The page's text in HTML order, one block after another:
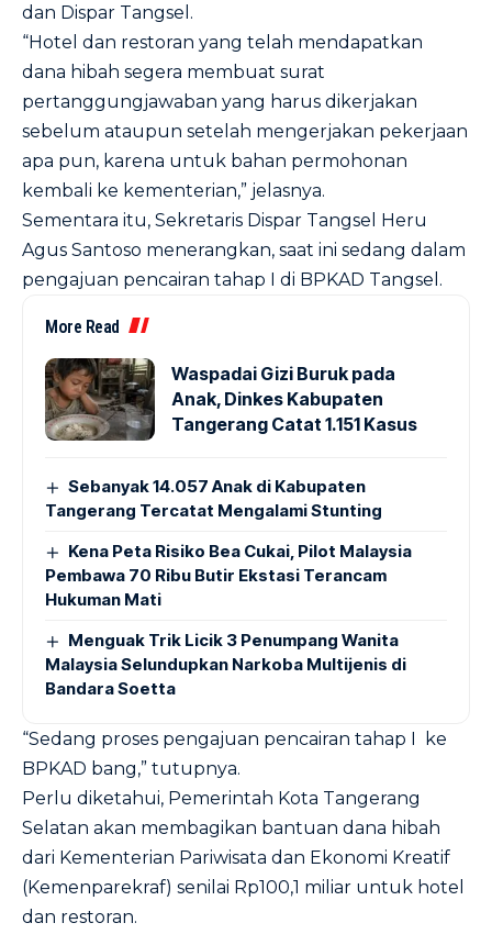
dan Dispar Tangsel.
“Hotel dan restoran yang telah mendapatkan
dana hibah segera membuat surat
pertanggungjawaban yang harus dikerjakan
sebelum ataupun setelah mengerjakan pekerjaan
apa pun, karena untuk bahan permohonan
kembali ke kementerian,” jelasnya.
Sementara itu, Sekretaris Dispar Tangsel Heru
Agus Santoso menerangkan, saat ini sedang dalam
pengajuan pencairan tahap I di BPKAD Tangsel.
More Read
Waspadai Gizi Buruk pada
Anak, Dinkes Kabupaten
Tangerang Catat 1.151 Kasus
Sebanyak 14.057 Anak di Kabupaten
Tangerang Tercatat Mengalami Stunting
Kena Peta Risiko Bea Cukai, Pilot Malaysia
Pembawa 70 Ribu Butir Ekstasi Terancam
Hukuman Mati
Menguak Trik Licik 3 Penumpang Wanita
Malaysia Selundupkan Narkoba Multijenis di
Bandara Soetta
“Sedang proses pengajuan pencairan tahap I ke
BPKAD bang,” tutupnya.
Perlu diketahui, Pemerintah Kota Tangerang
Selatan akan membagikan bantuan dana hibah
dari Kementerian Pariwisata dan Ekonomi Kreatif
(Kemenparekraf) senilai Rp100,1 miliar untuk hotel
dan restoran.